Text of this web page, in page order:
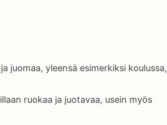
juomaa, yleensä esimerkiksi koulussa,
ruokaa ja juotavaa, usein myös